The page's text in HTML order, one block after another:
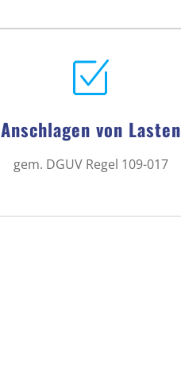
Anschlagen von Lasten
gem. DGUV Regel 109-017